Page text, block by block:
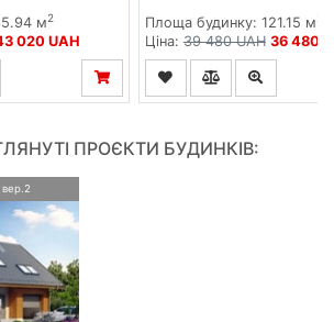
м2
020 UAH
Площа будинку: 121.15 м
Ціна:39 480 UAH 36 480
ПРОЄКТИ БУДИНКІВ:
вер.2